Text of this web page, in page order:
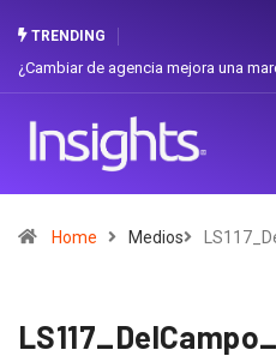
TRENDING
de agencia mejora una
Home Medios